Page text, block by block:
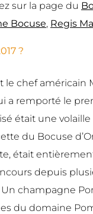
sur la page du
Bocuse, Regis
?
le chef
a remporté le
était une
du Bocuse
était
depuis
Un champagne
du domaine